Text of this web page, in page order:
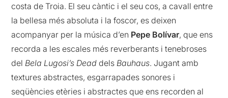
costa de Troia. El seu càntic i el seu cos, a cavall entre
la bellesa més absoluta i la foscor, es deixen
acompanyar per la música d’en Pepe Bolívar, que ens
recorda a les escales més reverberants i tenebroses
del Bela Lugosi’s Dead dels Bauhaus. Jugant amb
textures abstractes, esgarrapades sonores i
seqüències etèries i abstractes que ens recorden al